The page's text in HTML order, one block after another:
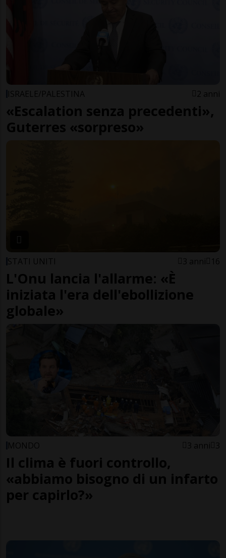
ISRAELE/PALESTINA 2 anni
«Escalation senza precedenti»,
Guterres «sorpreso»
STATI UNITI 3 anni 16
L'Onu lancia l'allarme: «È
iniziata l'era dell'ebollizione
globale»
MONDO 3 anni 3
Il clima è fuori controllo,
«abbiamo bisogno di un infarto
per capirlo?»